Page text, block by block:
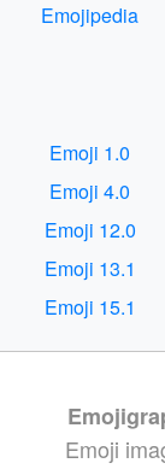
Emojipedia
Emoji 1.0
Emoji 4.0
Emoji 12.0
Emoji 13.1
Emoji 15.1
Emoji